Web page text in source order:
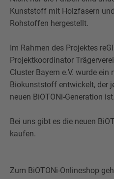
Kunststoff mit Holzfasern
Rohstoffen hergestellt.
Im Rahmen des Projektes
Projektkoordinator
Cluster Bayern e.V. wurde
Biokunststoff entwickelt, der
neuen BiOTONi-Generation ist.
Bei uns gibt es die neuen
kaufen.
Zum BiOTONi-Onlineshop